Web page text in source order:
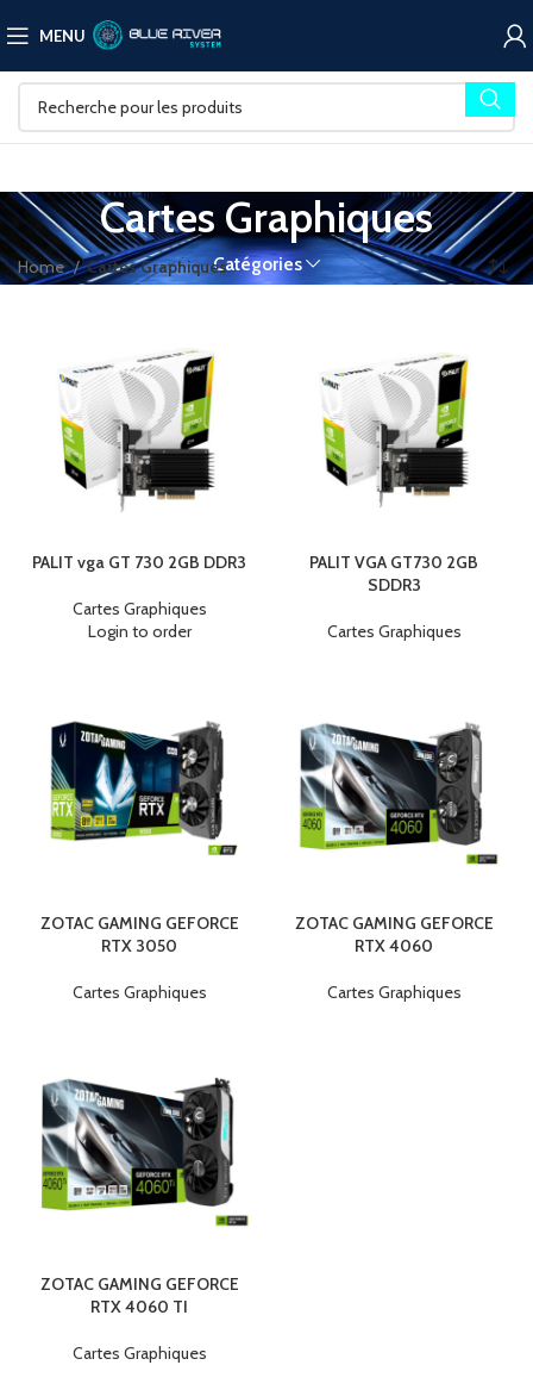
MENU
Cartes Graphiques
Catégories
Home Cartes Graphiques
PALIT vga GT 730 2GB DDR3
Cartes Graphiques
Login to order
PALIT VGA GT730 2GB
SDDR3
Cartes Graphiques
ZOTAC GAMING GEFORCE
RTX 3050
Cartes Graphiques
ZOTAC GAMING GEFORCE
RTX 4060
Cartes Graphiques
ZOTAC GAMING GEFORCE
RTX 4060 TI
Cartes Graphiques